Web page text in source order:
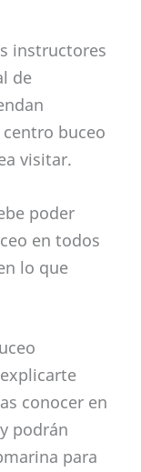
instructores
de
buceo
visitar.
poder
en todos
lo que
conocer en
podrán
para